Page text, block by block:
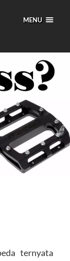
MENU
ternyata